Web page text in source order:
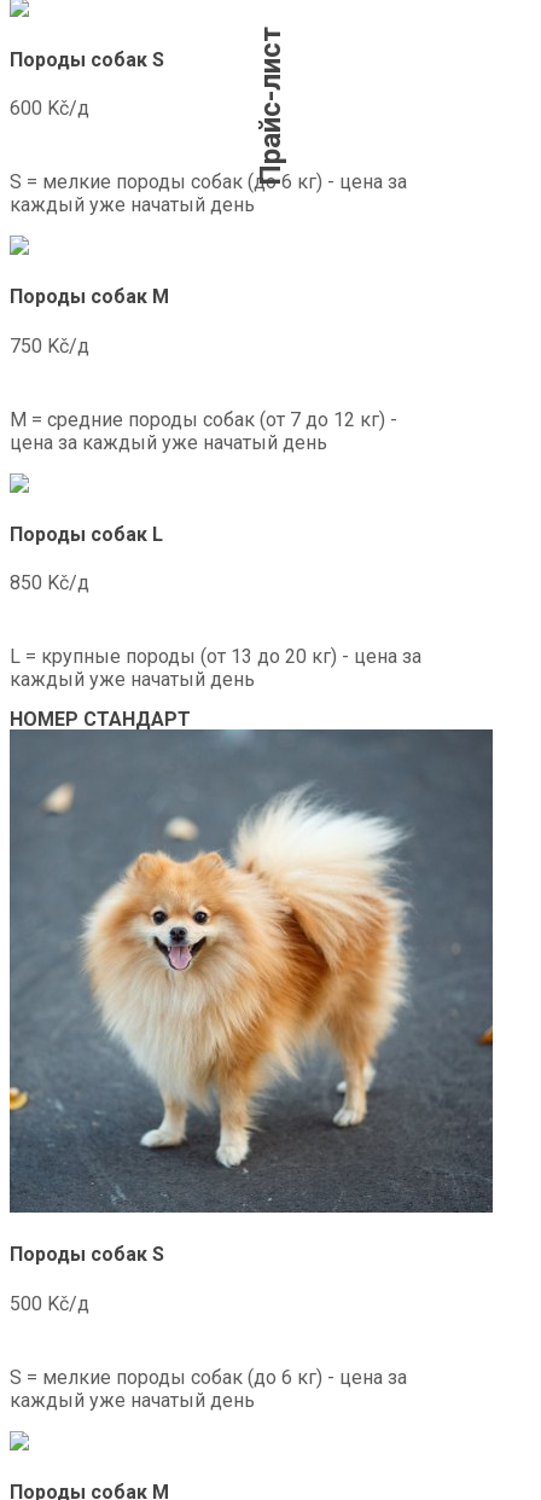
Прайс-лист
Породы собак S
600 Kč/д
S = мелкие породы собак (до 6 кг) - цена за
каждый уже начатый день
Породы собак M
750 Kč/д
М = средние породы собак (от 7 до 12 кг) -
цена за каждый уже начатый день
Породы собак L
850 Kč/д
L = крупные породы (от 13 до 20 кг) - цена за
каждый уже начатый день
НОМЕР СТАНДАРТ
Породы собак S
500 Kč/д
S = мелкие породы собак (до 6 кг) - цена за
каждый уже начатый день
Породы собак M